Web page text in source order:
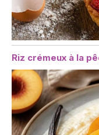
Riz crémeux à la